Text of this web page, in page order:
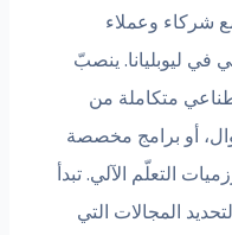
وعملاء
ينصبّ
من
مخصصة
الآلي. تبدأ
التي